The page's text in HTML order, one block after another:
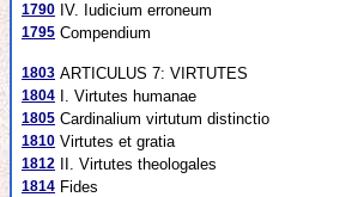
1790 IV. Iudicium erroneum
1795 Compendium
1803 ARTICULUS 7: VIRTUTES
1804 I. Virtutes humanae
1805 Cardinalium virtutum distinctio
1810 Virtutes et gratia
1812 II. Virtutes theologales
1814 Fides